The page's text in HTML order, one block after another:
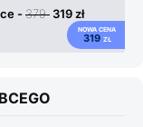
-379 319 zł
NOWA CENA
319 ZŁ